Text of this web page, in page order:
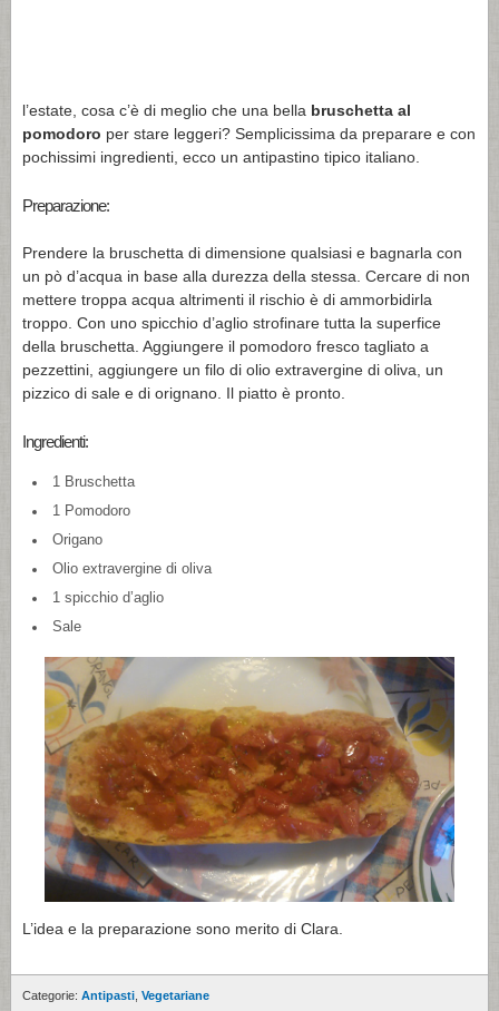
l’estate, cosa c’è di meglio che una bella bruschetta al
pomodoro per stare leggeri? Semplicissima da preparare e con
pochissimi ingredienti, ecco un antipastino tipico italiano.
Preparazione:
Prendere la bruschetta di dimensione qualsiasi e bagnarla con
un pò d’acqua in base alla durezza della stessa. Cercare di non
mettere troppa acqua altrimenti il rischio è di ammorbidirla
troppo. Con uno spicchio d’aglio strofinare tutta la superfice
della bruschetta. Aggiungere il pomodoro fresco tagliato a
pezzettini, aggiungere un filo di olio extravergine di oliva, un
pizzico di sale e di orignano. Il piatto è pronto.
Ingredienti:
1 Bruschetta
1 Pomodoro
Origano
Olio extravergine di oliva
1 spicchio d’aglio
Sale
L’idea e la preparazione sono merito di Clara.
Categorie: Antipasti Vegetariane